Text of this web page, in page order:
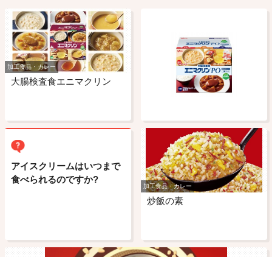
加工食品・カレー
大腸検査食エニマクリン
アイスクリームはいつまで
食べられるのですか?
加工食品・カレー
炒飯の素